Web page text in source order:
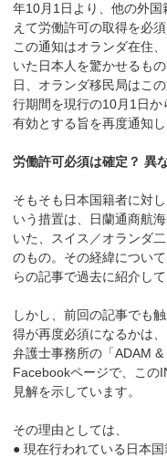
年10月1日より、他の外
えて労働許可の取得を必
この通知はオランダ在住
いた日本人を驚かせるも
日、オランダ移民局はこ
行期間を現行の10月1日
有効とする旨を再度通知し
労働許可必須は確定？ 異
そもそも日本国籍者に対
いう措置は、日蘭通商航
いた、スイス／オランダ
のもの。その経緯につい
らの記事で過去に紹介して
しかし、前回の記事でも
得が再度必須になるかは
弁護士事務所の「ADAM
Facebookページで、この
見解を示しています。
その理由としては、
● 現在行われている日本